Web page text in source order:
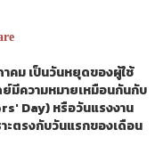
คม เป็นวันหยุดของผู้ใช้
ย์มีความหมายเหมือนกันกับ
Day) หรือวันแรงงาน
ะตรงกับวันแรกของเดือน